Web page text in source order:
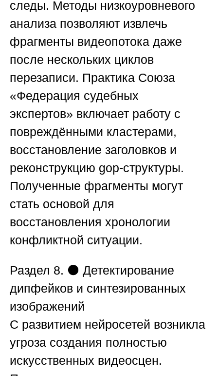
следы. Методы низкоуровневого
анализа позволяют извлечь
фрагменты видеопотока даже
после нескольких циклов
перезаписи. Практика Союза
«Федерация судебных
экспертов» включает работу с
повреждёнными кластерами,
восстановление заголовков и
реконструкцию gop-структуры.
Полученные фрагменты могут
стать основой для
восстановления хронологии
конфликтной ситуации.
Раздел 8. ⚫ Детектирование
дипфейков и синтезированных
изображений
С развитием нейросетей возникла
угроза создания полностью
искусственных видеосцен.